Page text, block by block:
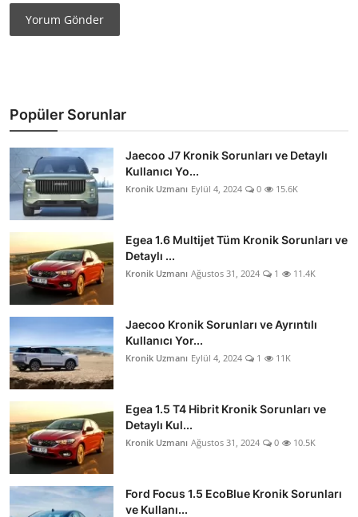
Yorum Gönder
Popüler Sorunlar
Jaecoo J7 Kronik Sorunları ve Detaylı
Kullanıcı Yo...
Kronik Uzmanı Eylül 4, 2024 0 15.6K
Egea 1.6 Multijet Tüm Kronik Sorunları ve
Detaylı ...
Kronik Uzmanı Ağustos 31, 2024 1 11.4K
Jaecoo Kronik Sorunları ve Ayrıntılı
Kullanıcı Yor...
Kronik Uzmanı Eylül 4, 2024 1 11K
Egea 1.5 T4 Hibrit Kronik Sorunları ve
Detaylı Kul...
Kronik Uzmanı Ağustos 31, 2024 0 10.5K
Ford Focus 1.5 EcoBlue Kronik Sorunları
ve Kullanı...